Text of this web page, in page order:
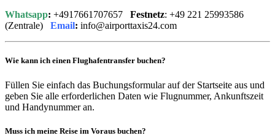
Whatsapp: +4917661707657 Festnetz: +49 221 25993586
(Zentrale) Email: info@airporttaxis24.com
Wie kann ich einen Flughafentransfer buchen?
Füllen Sie einfach das Buchungsformular auf der Startseite aus und
geben Sie alle erforderlichen Daten wie Flugnummer, Ankunftszeit
und Handynummer an.
Muss ich meine Reise im Voraus buchen?